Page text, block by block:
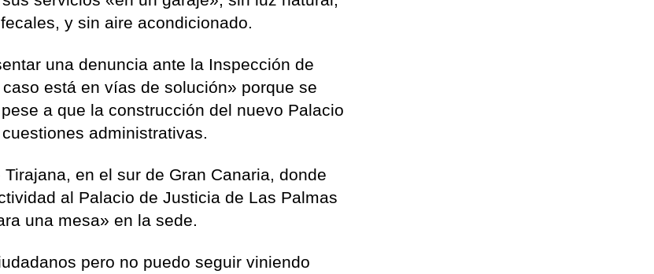
y sin aire acondicionado.
una denuncia ante la Inspección de
está en vías de solución» porque se
a que la construcción del nuevo Palacio
administrativas.
en el sur de Gran Canaria, donde
al Palacio de Justicia de Las Palmas
una mesa» en la sede.
pero no puedo seguir viniendo